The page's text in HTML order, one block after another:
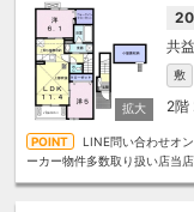
敷
2階
LINE問い合わせオ
ーカー物件多数取り扱い店当